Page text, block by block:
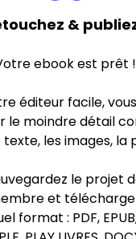
&
ebook est prêt !
éditeur facile,
le moindre détail
les images, la
le projet
et
format : PDF,